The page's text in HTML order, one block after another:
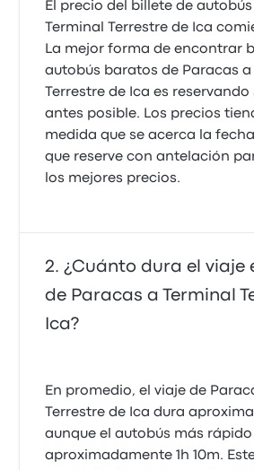
Todo muy bien
5.0 de 5 estrellas
8 de junio de 2022
El precio del billete de
Terminal Terrestre de Ica
La mejor forma de encontrar
autobús baratos de Paracas a
Terrestre de Ica es
antes posible. Los precios
medida que se acerca la
que reserve con antelación
los mejores precios.
¿Cuánto dura el viaje
de Paracas a Terminal
Ica?
En promedio, el viaje de
Terrestre de Ica dura
aunque el autobús más
aproximadamente 1h 10m.